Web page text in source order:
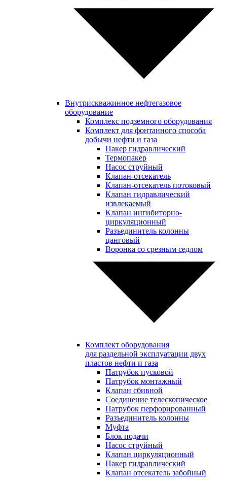
Внутрискважинное нефтегазовое
оборудование
Комплекс подземного оборудования
Комплект для фонтанного способа
добычи нефти и газа
Пакер гидравлический
Термопакер
Насос струйный
Клапан-отсекатель
Клапан-отсекатель потоковый
Клапан гидравлический
извлекаемый
Клапан ингибиторно-
циркуляционный
Разъединитель колонны
цанговый
Воронка со срезным седлом
Комплект оборудования
для раздельной эксплуатации двух
пластов нефти и газа
Патрубок пусковой
Патрубок монтажный
Клапан сбивной
Соединение телескопическое
Патрубок перфорированный
Разъединитель колонны
Муфта
Блок подачи
Насос струйный
Клапан циркуляционный
Пакер гидравлический
Клапан отсекатель забойный